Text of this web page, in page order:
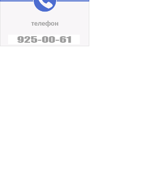
телефон